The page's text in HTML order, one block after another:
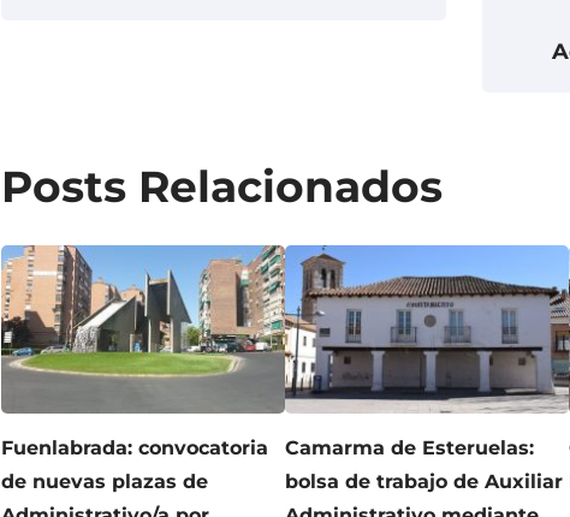
Posts Relacionados
Fuenlabrada: convocatoria
de nuevas plazas de
Camarma de Esteruelas:
bolsa de trabajo de Auxiliar